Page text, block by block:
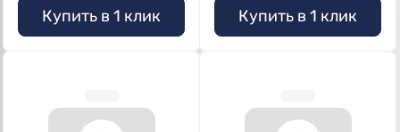
Купить в 1 клик Купить в 1 клик